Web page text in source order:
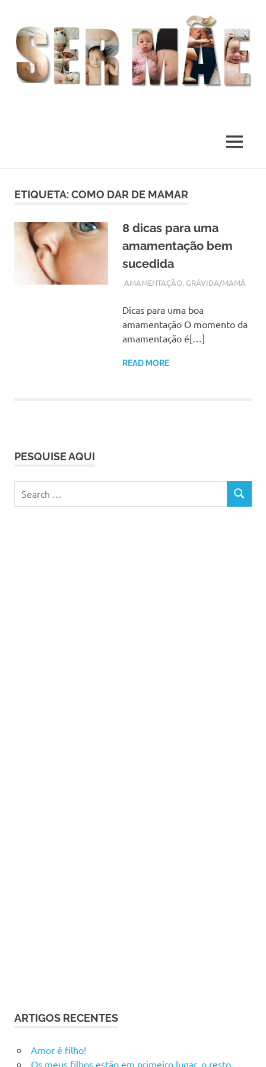
MENU
ETIQUETA:COMO DAR DE MAMAR
8 dicas para uma
amamentação bem
sucedida
SETEMBRO 28, 2017
ADMIN
AMAMENTAÇÃO, GRÁVIDA/MAMÃ
Dicas para uma boa
amamentação O momento da
amamentação é[…]
READ MORE
PESQUISE AQUI
for:
SEARCH
ARTIGOS RECENTES
Amor é filho!
Os meus filhos estão em primeiro lugar, o resto